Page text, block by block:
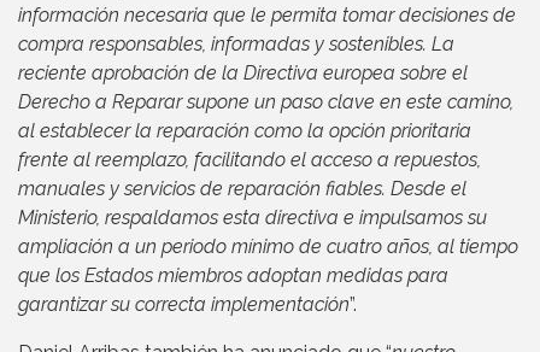
información necesaria que le permita tomar decisiones de
compra responsables, informadas y sostenibles. La
reciente aprobación de la Directiva europea sobre el
Derecho a Reparar supone un paso clave en este camino,
al establecer la reparación como la opción prioritaria
frente al reemplazo, facilitando el acceso a repuestos,
manuales y servicios de reparación fiables. Desde el
Ministerio, respaldamos esta directiva e impulsamos su
ampliación a un periodo mínimo de cuatro años, al tiempo
que los Estados miembros adoptan medidas para
garantizar su correcta implementación”.